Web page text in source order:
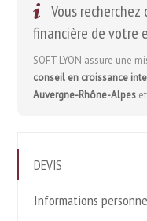
Vous
financière de votre
SOFT LYON assure une
conseil en croissance
Auvergne-Rhône-Alpes
DEVIS
Informations